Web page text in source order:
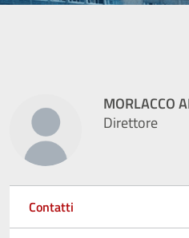
MORLACCO
Direttore
Contatti